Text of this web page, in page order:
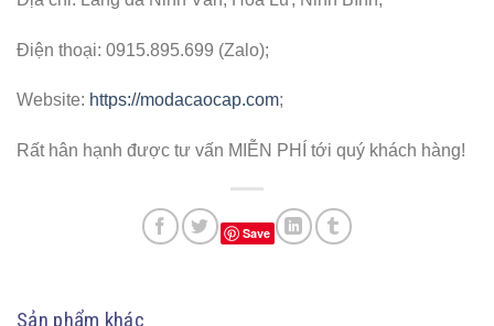
Điện thoại: 0915.895.699 (Zalo);
Website: https://modacaocap.com;
Rất hân hạnh được tư vấn MIỄN PHÍ tới quý khách hàng!
Save
Sản phẩm khác